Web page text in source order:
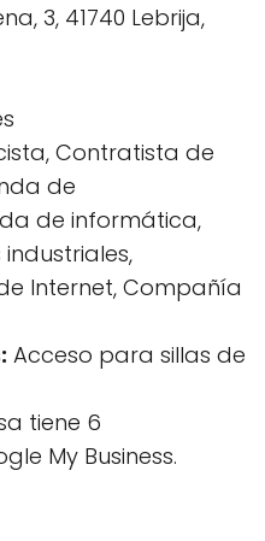
3, 41740 Lebrija,
Contratista de
de
de informática,
Internet, Compañía
Acceso para sillas de
tiene 6
My Business.